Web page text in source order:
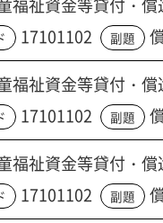
祉資金等貸付・償
17101102 副題
祉資金等貸付・償
17101102 副題
祉資金等貸付・償
17101102 副題